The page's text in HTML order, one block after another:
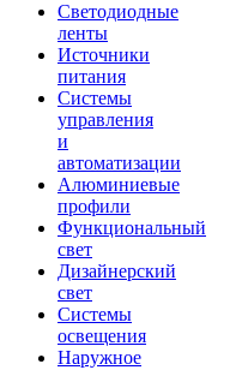
Светодиодные
ленты
Источники
питания
Системы
управления
и
автоматизации
Алюминиевые
профили
Функциональный
свет
Дизайнерский
свет
Системы
освещения
Наружное